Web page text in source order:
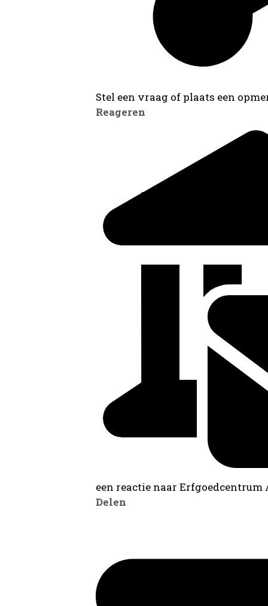
Stel een vraag of plaats een
Reageren
een reactie naar
Delen